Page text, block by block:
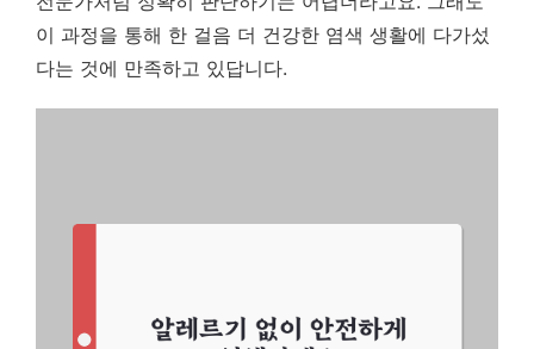
이 과정을 통해 한 걸음 더 건강한 염색 생활에 다가섰
다는 것에 만족하고 있답니다.